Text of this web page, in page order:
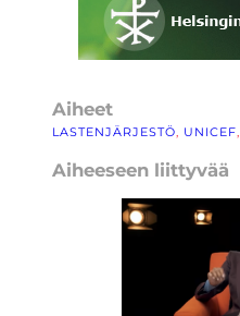
Aiheet
LASTENJÄRJESTÖ, UNICEF,
Aiheeseen liittyvää